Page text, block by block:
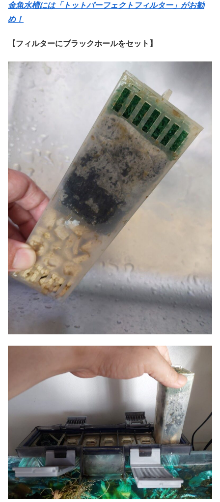
金魚水槽には「トットパーフェクトフィルター」がお勧
め！
【フィルターにブラックホールをセット】